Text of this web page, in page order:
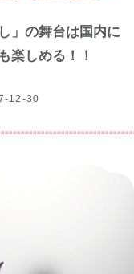
」の舞台は国内に
楽しめる！！
12-30